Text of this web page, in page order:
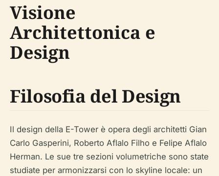
Visione
Architettonica e
Design
Filosofia del Design
Il design della E-Tower è opera degli architetti Gian
Carlo Gasperini, Roberto Aflalo Filho e Felipe Aflalo
Herman. Le sue tre sezioni volumetriche sono state
studiate per armonizzarsi con lo skyline locale: un